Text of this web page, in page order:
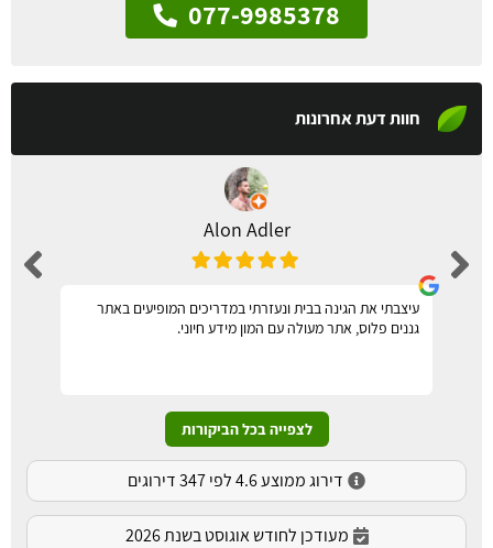
077-9985378
חוות דעת אחרונות
Alon Adler
עיצבתי את הגינה בבית ונעזרתי במדריכים המופיעים באתר
גננים פלוס, אתר מעולה עם המון מידע חיוני.
לצפייה בכל הביקורות
דירוג ממוצע 4.6 לפי 347 דירוגים
מעודכן לחודש אוגוסט בשנת 2026